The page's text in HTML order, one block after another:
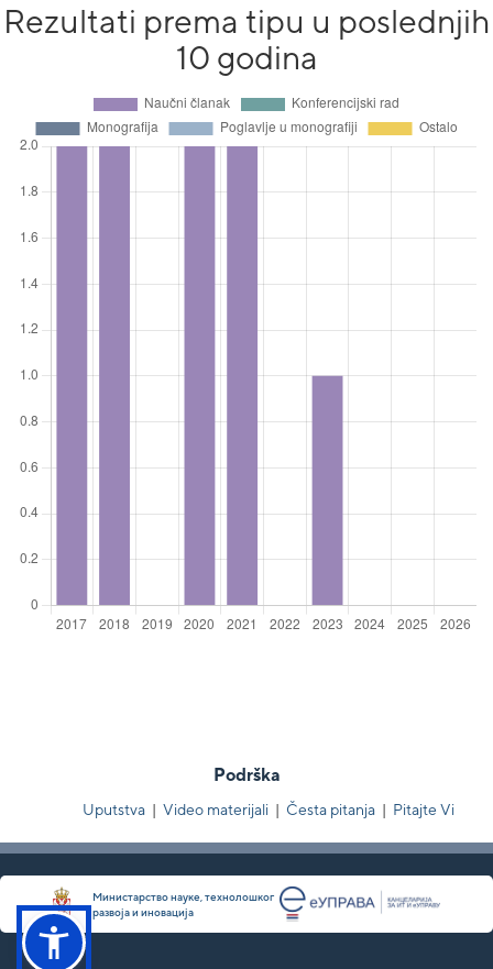
Rezultati prema tipu u poslednjih
10 godina
Podrška
Uputstva | Video materijali | Česta pitanja | Pitajte Vi
Министарство науке, технолошког
развоја и иновација